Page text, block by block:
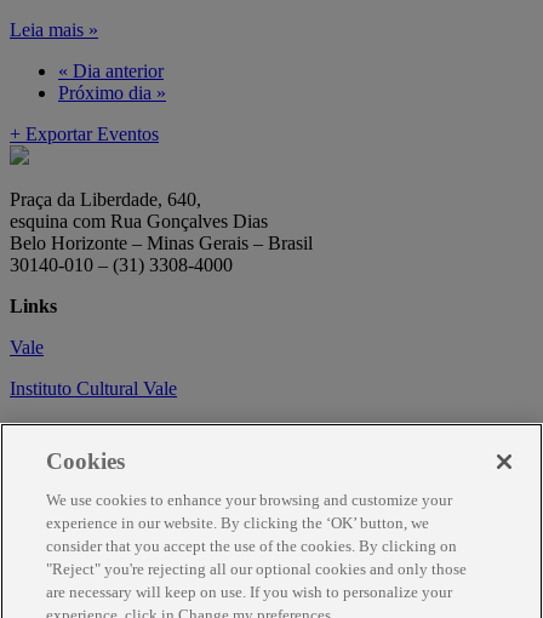
Leia mais »
« Dia anterior
Próximo dia »
+ Exportar Eventos
Praça da Liberdade, 640,
esquina com Rua Gonçalves Dias
Belo Horizonte – Minas Gerais – Brasil
30140-010 – (31) 3308-4000
Links
Vale
Instituto Cultural Vale
Circuito Cultural
Trabalhe conosco
Informações
Como chegar
Agendamento
Cookies
We use cookies to enhance your browsing and customize your
experience in our website. By clicking the ‘OK’ button, we
consider that you accept the use of the cookies. By clicking on
"Reject" you're rejecting all our optional cookies and only those
are necessary will keep on use. If you wish to personalize your